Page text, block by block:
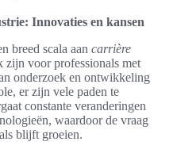
Innovaties en kansen
breed scala aan carrière
zijn voor professionals met
onderzoek en ontwikkeling
er zijn vele paden te
constante veranderingen
waardoor de vraag
blijft groeien.